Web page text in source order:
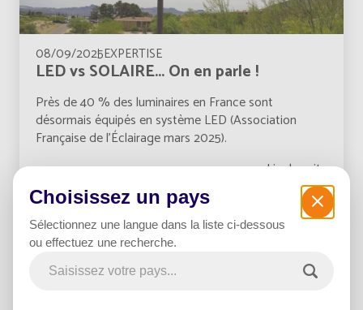
08/09/2025EXPERTISE
LED vs SOLAIRE... On en parle !
Près de 40 % des luminaires en France sont
désormais équipés en système LED (Association
Française de l’Éclairage mars 2025).
Lire la suite
Choisissez un pays
Sélectionnez une langue dans la liste ci-dessous
ou effectuez une recherche.